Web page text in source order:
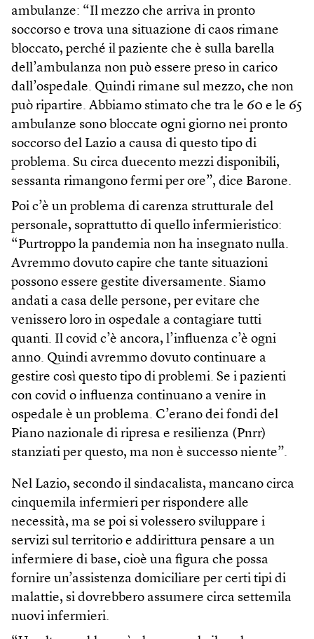
ambulanze: “Il mezzo che arriva in pronto
soccorso e trova una situazione di caos rimane
bloccato, perché il paziente che è sulla barella
dell’ambulanza non può essere preso in carico
dall’ospedale. Quindi rimane sul mezzo, che non
può ripartire. Abbiamo stimato che tra le 60 e le 65
ambulanze sono bloccate ogni giorno nei pronto
soccorso del Lazio a causa di questo tipo di
problema. Su circa duecento mezzi disponibili,
sessanta rimangono fermi per ore”, dice Barone.
Poi c’è un problema di carenza strutturale del
personale, soprattutto di quello infermieristico:
“Purtroppo la pandemia non ha insegnato nulla.
Avremmo dovuto capire che tante situazioni
possono essere gestite diversamente. Siamo
andati a casa delle persone, per evitare che
venissero loro in ospedale a contagiare tutti
quanti. Il covid c’è ancora, l’influenza c’è ogni
anno. Quindi avremmo dovuto continuare a
gestire così questo tipo di problemi. Se i pazienti
con covid o influenza continuano a venire in
ospedale è un problema. C’erano dei fondi del
Piano nazionale di ripresa e resilienza (Pnrr)
stanziati per questo, ma non è successo niente”.
Nel Lazio, secondo il sindacalista, mancano circa
cinquemila infermieri per rispondere alle
necessità, ma se poi si volessero sviluppare i
servizi sul territorio e addirittura pensare a un
infermiere di base, cioè una figura che possa
fornire un’assistenza domiciliare per certi tipi di
malattie, si dovrebbero assumere circa settemila
nuovi infermieri.